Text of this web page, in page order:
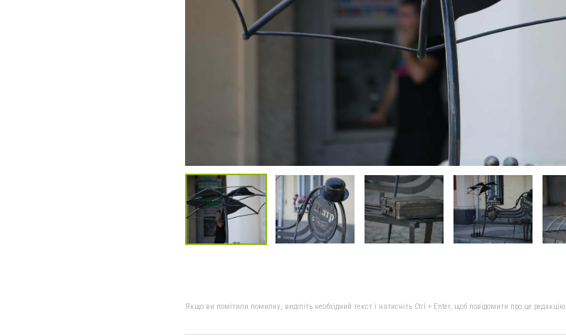
Якщо ви помітили помилку, виділіть необхідний текст і натисніть Ctrl + Enter, щоб повідомити про це редакцію